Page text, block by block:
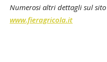
Numerosi altri dettagli sul
www.fieragricola.it